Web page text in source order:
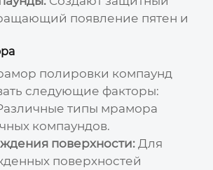
появление пятен и
полировки компаунд
следующие факторы:
типы мрамора
компаундов.
поверхности: Для
поверхностей